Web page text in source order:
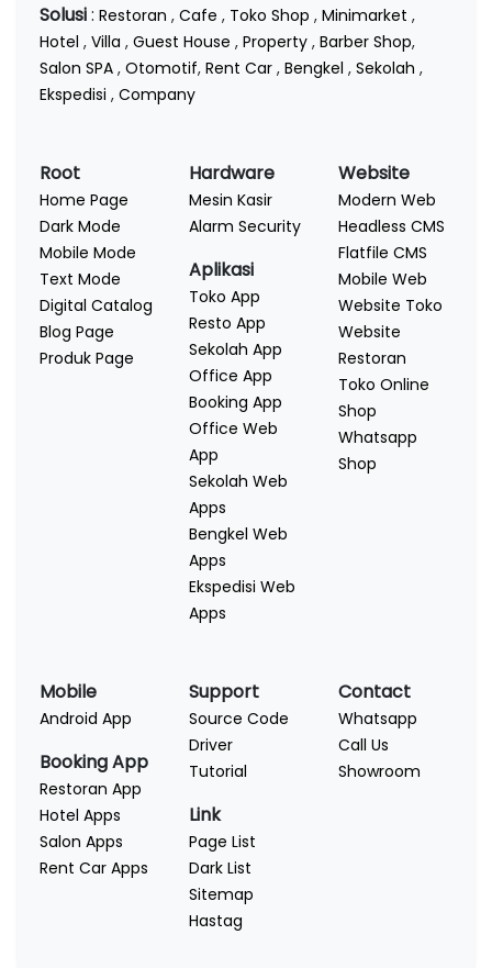
Solusi: Restoran , Cafe , Toko Shop , Minimarket ,
Hotel , Villa , Guest House , Property , Barber Shop,
Salon SPA , Otomotif, Rent Car , Bengkel , Sekolah ,
Ekspedisi , Company
Root
Home Page
Dark Mode
Mobile Mode
Text Mode
Digital Catalog
Blog Page
Produk Page
Hardware
Mesin Kasir
Alarm Security
Aplikasi
Toko App
Resto App
Sekolah App
Office App
Booking App
Office Web
App
Sekolah Web
Apps
Bengkel Web
Apps
Ekspedisi Web
Apps
Website
Modern Web
Headless CMS
Flatfile CMS
Mobile Web
Website Toko
Website
Restoran
Toko Online
Shop
Whatsapp
Shop
Mobile
Android App
Booking App
Restoran App
Hotel Apps
Salon Apps
Rent Car Apps
Support
Source Code
Driver
Tutorial
Link
Page List
Dark List
Sitemap
Hastag
Contact
Whatsapp
Call Us
Showroom